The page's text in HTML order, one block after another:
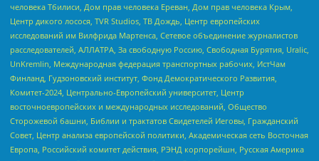
человека Тбилиси, Дом прав человека Ереван, Дом прав человека Крым,
Центр дикого лосося, TVR Studios, ТВ Дождь, Центр европейских
исследований им Вилфрида Мартенса, Сетевое объединение журналистов
расследователей, АЛЛАТРА, За свободную Россию, Свободная Бурятия, Uralic,
UnKremlin, Международная федерация транспортных рабочих, ИстЧам
Финланд, Гудзоновский институт, Фонд Демократического Развития,
Комитет-2024, Центрально-Европейский университет, Центр
восточноевропейских и международных исследований, Общество
Сторожевой башни, Библии и трактатов Свидетелей Иеговы, Гражданский
Совет, Центр анализа европейской политики, Академическая сеть Восточная
Европа, Российский комитет действия, РЭНД корпорейшн, Русская Америка